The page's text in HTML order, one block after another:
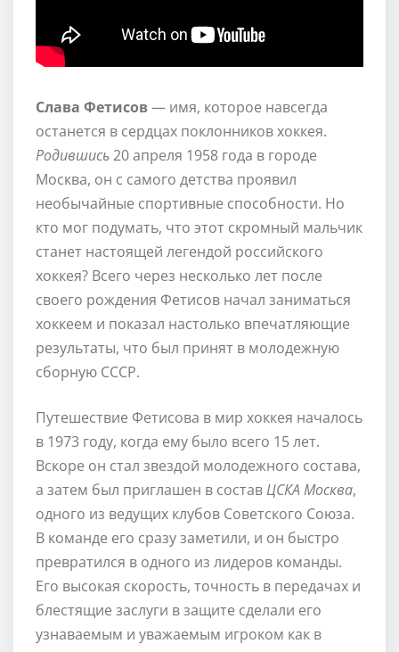
Слава Фетисов— имя, которое навсегда
останется в сердцах поклонников хоккея.
Родившись20 апреля 1958 года в городе
Москва, он с самого детства проявил
необычайные спортивные способности. Но
кто мог подумать, что этот скромный мальчик
станет настоящей легендой российского
хоккея? Всего через несколько лет после
своего рождения Фетисов начал заниматься
хоккеем и показал настолько впечатляющие
результаты, что был принят в молодежную
сборную СССР.
Путешествие Фетисова в мир хоккея началось
в 1973 году, когда ему было всего 15 лет.
Вскоре он стал звездой молодежного состава,
а затем был приглашен в составЦСКА Москва,
одного из ведущих клубов Советского Союза.
В команде его сразу заметили, и он быстро
превратился в одного из лидеров команды.
Его высокая скорость, точность в передачах и
блестящие заслуги в защите сделали его
узнаваемым и уважаемым игроком как в